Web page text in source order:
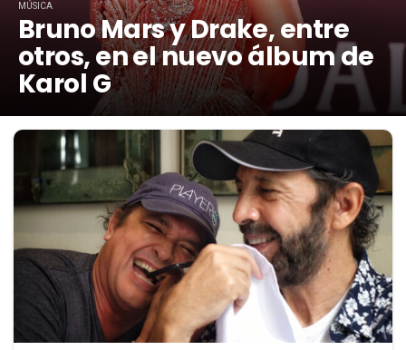
MÚSICA
Bruno Mars y Drake, entre
otros, en el nuevo álbum de
Karol G